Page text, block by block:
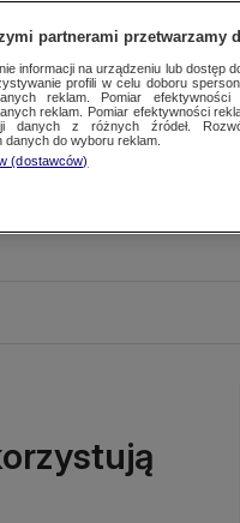
partnerami przetwarzamy
informacji na urządzeniu lub dostęp
profili w celu doboru
reklam. Pomiar
reklam. Pomiar efektywności
danych z różnych źródeł.
danych do wyboru reklam.
(dostawców)